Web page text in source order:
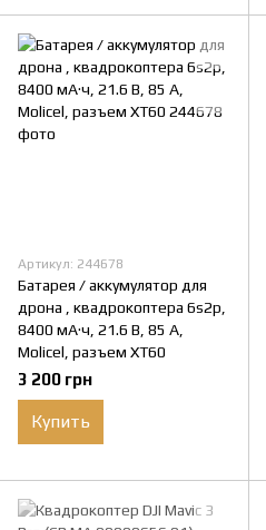
Артикул: 244678
Батарея / аккумулятор для
дрона , квадрокоптера 6s2p,
8400 мА·ч, 21.6 В, 85 А,
Molicel, разъем XT60
3 200 грн
Купить